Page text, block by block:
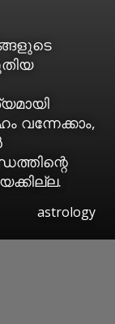
വന്നേക്കാം,
astrology